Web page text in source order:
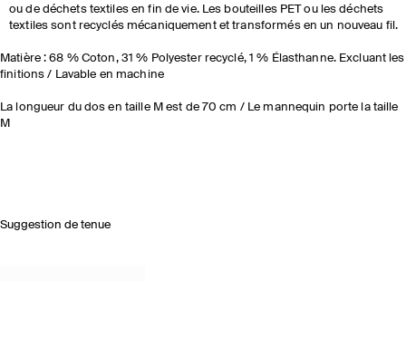
ou de déchets textiles en fin de vie. Les bouteilles PET ou les déchets
textiles sont recyclés mécaniquement et transformés en un nouveau fil.
Matière : 68 % Coton, 31 % Polyester recyclé, 1 % Élasthanne. Excluant les
finitions / Lavable en machine
La longueur du dos en taille M est de 70 cm / Le mannequin porte la taille
M
Suggestion de tenue